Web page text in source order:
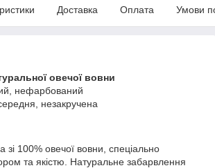
Доставка Оплата Умови
овечої вовни
нефарбований
незакручена
зі 100% овечої вовни, спеціально
та якістю. Натуральне забарвлення